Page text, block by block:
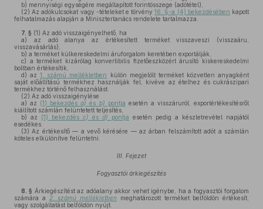
b) mennyiségi egységére megállapított forintösszege (adótétel),
(2) Az adókulcsokat vagy -tételeket e törvény16. §-a (4) bekezdésében kapott
felhatalmazás alapján a Minisztertanács rendelete tartalmazza.
7. § (1) Az adó visszaigényelhető, ha
a) az adó alanya az értékesített terméket visszaveszi (visszaáru,
visszavásárlás),
b) a terméket külkereskedelmi áruforgalom keretében exportálják,
c) a terméket kizárólag konvertibilis fizetőeszközért árusító kiskereskedelmi
boltban értékesítik,
d) az1. számú mellékletben
külön megjelölt terméket közvetlen anyagként
saját előállítású termékhez használják fel, kivéve az ételhez és cukrászipari
termékhez történő felhasználást.
(2) Az adó visszaigénylése
a) az (1) bekezdésa) és b) pontja esetén a visszáruról, exportértékesítésről
kiállított számlán felüntetett teljesítés,
b) az (1) bekezdés c) és d) pontja esetén pedig a készletrevétel napjától
esedékes.
(3) Az értékesítő — a vevő kérésére — az árban felszámított adót a számlán
köteles elkülönítve felüntetni.
III. Fejezet
Fogyasztói árkiegészítés
8. § Árkiegészítést az adóalany akkor vehet igénybe, ha a fogyasztói forgalom
számára a
2. számú mellékletben meghatározott terméket belföldön értékesít,
vagy szolgáltatást belföldön nyújt.